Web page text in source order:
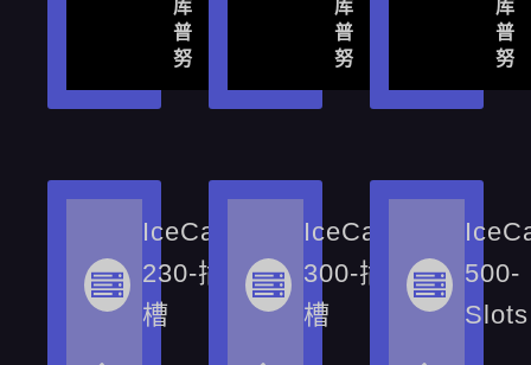
库
普
努
库
普
努
库
普
努
IceCast-
230-插
槽
IceCast-
300-插
槽
500-
Slots